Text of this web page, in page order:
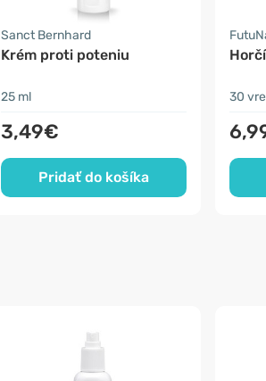
Sanct Bernhard
Krém proti poteniu
25 ml
3,49€
Pridať do košíka
30